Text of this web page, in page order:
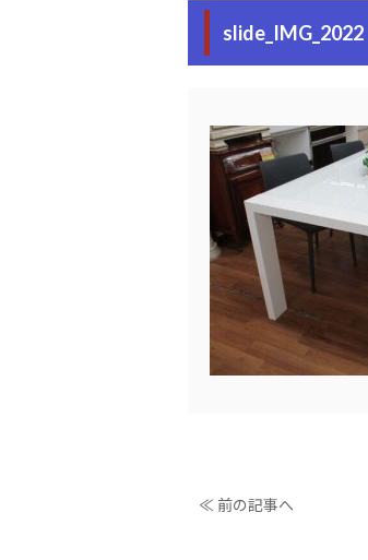
slide_IMG_2022
≪ 前の記事へ